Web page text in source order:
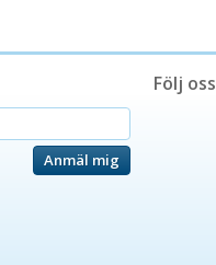
Följ oss
Anmäl mig